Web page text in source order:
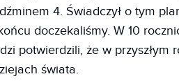
4. Świadczył o tym
doczekaliśmy. W 10
potwierdzili, że w przyszłym
świata.